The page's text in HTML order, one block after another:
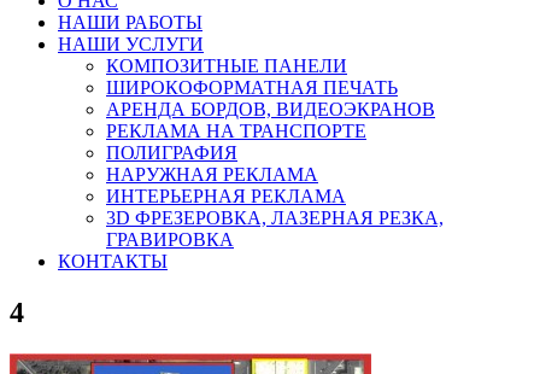
НАШИ РАБОТЫ
НАШИ УСЛУГИ
КОМПОЗИТНЫЕ ПАНЕЛИ
ШИРОКОФОРМАТНАЯ ПЕЧАТЬ
АРЕНДА БОРДОВ, ВИДЕОЭКРАНОВ
РЕКЛАМА НА ТРАНСПОРТЕ
ПОЛИГРАФИЯ
НАРУЖНАЯ РЕКЛАМА
ИНТЕРЬЕРНАЯ РЕКЛАМА
3D ФРЕЗЕРОВКА, ЛАЗЕРНАЯ РЕЗКА,
ГРАВИРОВКА
КОНТАКТЫ
4